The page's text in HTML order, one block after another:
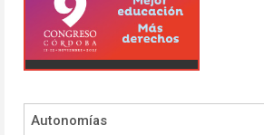
Autonomías